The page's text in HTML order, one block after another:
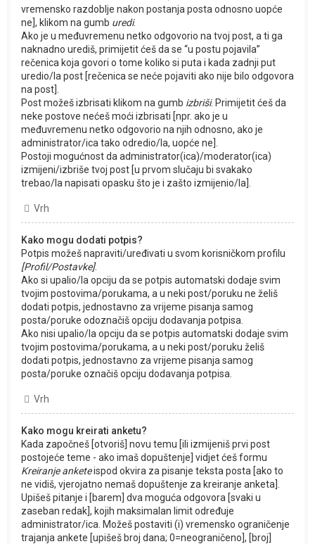
vremensko razdoblje nakon postanja posta odnosno uopće
ne], klikom na gumb uredi.
Ako je u međuvremenu netko odgovorio na tvoj post, a ti ga
naknadno urediš, primijetit ćeš da se “u postu pojavila”
rečenica koja govori o tome koliko si puta i kada zadnji put
uredio/la post [rečenica se neće pojaviti ako nije bilo odgovora
na post].
Post možeš izbrisati klikom na gumb izbriši. Primijetit ćeš da
neke postove nećeš moći izbrisati [npr. ako je u
međuvremenu netko odgovorio na njih odnosno, ako je
administrator/ica tako odredio/la, uopće ne].
Postoji mogućnost da administrator(ica)/moderator(ica)
izmijeni/izbriše tvoj post [u prvom slučaju bi svakako
trebao/la napisati opasku što je i zašto izmijenio/la].
Vrh
Kako mogu dodati potpis?
Potpis možeš napraviti/uređivati u svom korisničkom profilu
[Profil/Postavke].
Ako si upalio/la opciju da se potpis automatski dodaje svim
tvojim postovima/porukama, a u neki post/poruku ne želiš
dodati potpis, jednostavno za vrijeme pisanja samog
posta/poruke odoznačiš opciju dodavanja potpisa.
Ako nisi upalio/la opciju da se potpis automatski dodaje svim
tvojim postovima/porukama, a u neki post/poruku želiš
dodati potpis, jednostavno za vrijeme pisanja samog
posta/poruke označiš opciju dodavanja potpisa.
Vrh
Kako mogu kreirati anketu?
Kada započneš [otvoriš] novu temu [ili izmijeniš prvi post
postojeće teme - ako imaš dopuštenje] vidjet ćeš formu
Kreiranje anketeispod okvira za pisanje teksta posta [ako to
ne vidiš, vjerojatno nemaš dopuštenje za kreiranje anketa].
Upišeš pitanje i [barem] dva moguća odgovora [svaki u
zaseban redak], kojih maksimalan limit određuje
administrator/ica. Možeš postaviti (i) vremensko ograničenje
trajanja ankete [upišeš broj dana; 0=neograničeno], [broj]